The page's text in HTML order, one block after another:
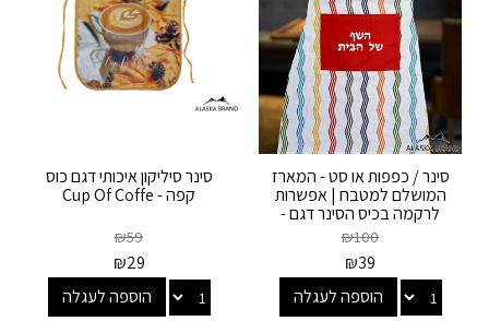
סינר / כפפות או סט - המארז
המושלם למטבח | אפשרות
לרקמה בכיס הסינר דגם -
זיגזג₪100
₪39
הוספה לעגלה
סינר סיליקון איכותי דגם כוס
קפה - Cup Of Coffe
₪59
₪29
הוספה לעגלה